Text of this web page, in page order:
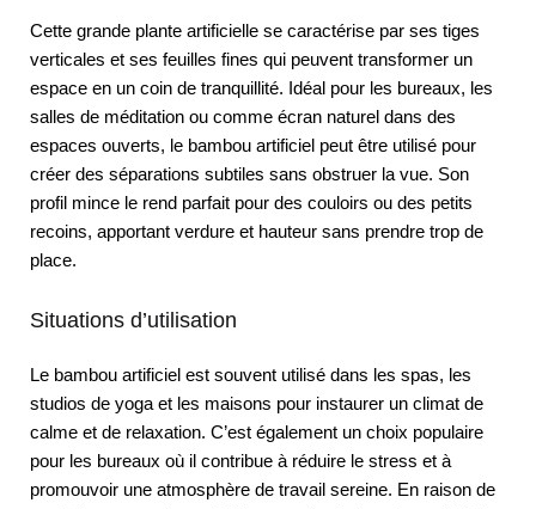
Cette grande plante artificielle se caractérise par ses tiges
verticales et ses feuilles fines qui peuvent transformer un
espace en un coin de tranquillité. Idéal pour les bureaux, les
salles de méditation ou comme écran naturel dans des
espaces ouverts, le bambou artificiel peut être utilisé pour
créer des séparations subtiles sans obstruer la vue. Son
profil mince le rend parfait pour des couloirs ou des petits
recoins, apportant verdure et hauteur sans prendre trop de
place.
Situations d’utilisation
Le bambou artificiel est souvent utilisé dans les spas, les
studios de yoga et les maisons pour instaurer un climat de
calme et de relaxation. C’est également un choix populaire
pour les bureaux où il contribue à réduire le stress et à
promouvoir une atmosphère de travail sereine. En raison de